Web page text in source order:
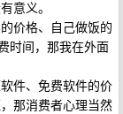
意义。
价格、自己做饭的
时间，那我在外面
件、免费软件的价
那消费者心理当然